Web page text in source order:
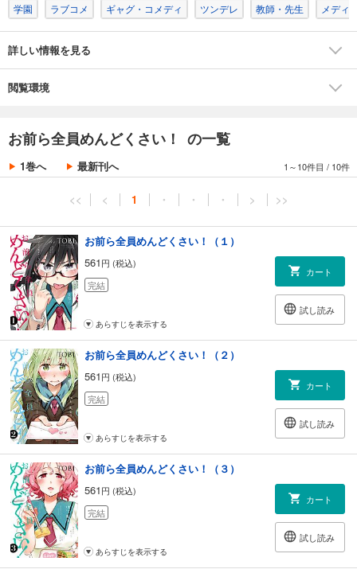
学園 ラブコメ ギャグ・コメディ ツンデレ 教師・先生 メディ
詳しい情報を見る
閲覧環境
お前ら全員めんどくさい！ の一覧
1巻へ 最新刊へ 1～10件目 / 10件
<< < 1 ・ ・ ・ > >>
お前ら全員めんどくさい！（１）
561円 (税込)
完結
カート
試し読み
あらすじを表示する
お前ら全員めんどくさい！（２）
561円 (税込)
完結
カート
試し読み
あらすじを表示する
お前ら全員めんどくさい！（３）
561円 (税込)
完結
カート
試し読み
あらすじを表示する